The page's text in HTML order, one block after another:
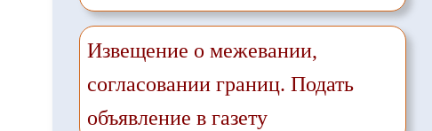
Извещение о межевании,
согласовании границ. Подать
объявление в газету